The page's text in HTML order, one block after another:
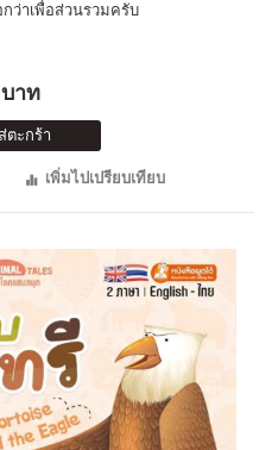
ว่าเพื่อส่วนรวมครับ
าท
ตะกร้า
เพิ่มไปเปรียบเทียบ